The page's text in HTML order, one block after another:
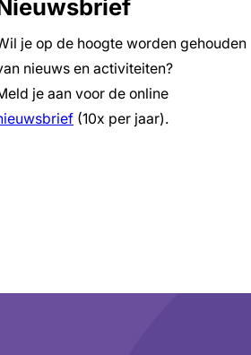
je op de hoogte worden gehouden
nieuws en activiteiten?
je aan voor de online
(10x per jaar).